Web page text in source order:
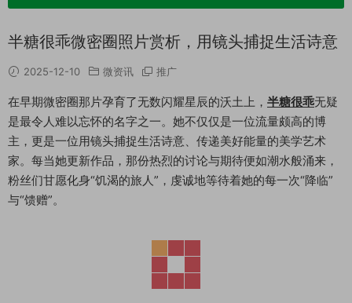
半糖很乖微密圈照片赏析，用镜头捕捉生活诗意
2025-12-10 微资讯 推广
在早期微密圈那片孕育了无数闪耀星辰的沃土上， 半糖很乖无疑
是最令人难以忘怀的名字之一。她不仅仅是一位流量颇高的博
主，更是一位用镜头捕捉生活诗意、传递美好能量的美学艺术
家。每当她更新作品，那份热烈的讨论与期待便如潮水般涌来，
粉丝们甘愿化身“饥渴的旅人”，虔诚地等待着她的每一次“降临”
与“馈赠”。